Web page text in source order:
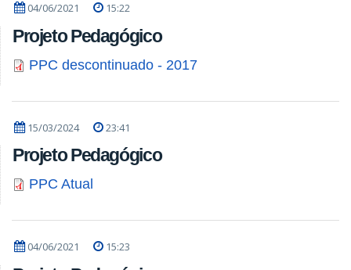
04/06/2021 15:22
Projeto Pedagógico
PPC descontinuado - 2017
15/03/2024 23:41
Projeto Pedagógico
PPC Atual
04/06/2021 15:23